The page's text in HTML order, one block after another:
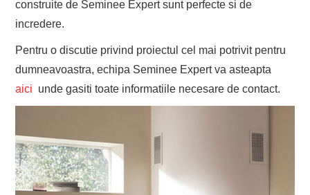
construite de Seminee Expert sunt perfecte si de
incredere.
Pentru o discutie privind proiectul cel mai potrivit pentru
dumneavoastra, echipa Seminee Expert va asteapta
aici unde gasiti toate informatiile necesare de contact.